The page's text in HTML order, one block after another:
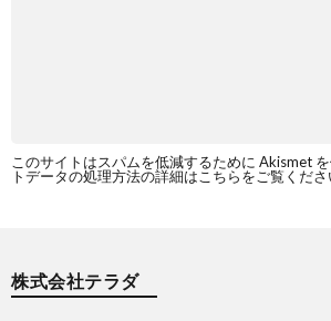
このサイトはスパムを低減するために Akismet を
トデータの処理方法の詳細はこちらをご覧くださ
株式会社テラダ